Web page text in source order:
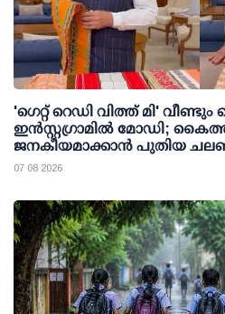
'ഗെറ്റ് റെഡി വിത്ത് മി' വീണ്ടും
ഇന്‍സ്റ്റഗ്രാമില്‍ മോഡി;
ജനകീയമാക്കാന്‍ പുതിയ
07 08 2026